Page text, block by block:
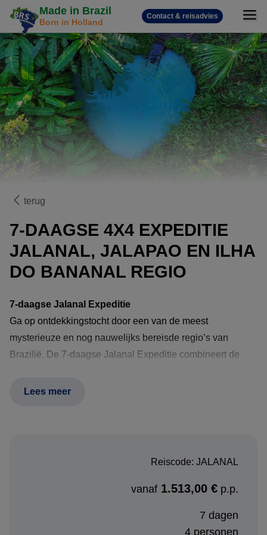
Made in Brazil
Born in Holland
Contact & reisadvies
terug
7-DAAGSE 4X4 EXPEDITIE
JALANAL, JALAPAO EN ILHA
DO BANANAL REGIO
7-daagse Jalanal Expeditie
Ga op ontdekkingstocht door een van de meest
mysterieuze en nog nauwelijks bereisde regio’s van
Brazilië. De 7-daagse Jalanal Expeditie combineert de
Jalapão met de wetlands, rivieren, wildlife en traditionele
is een expeditie voor reizigers die het échte, ruige Brazilië
Lees meer
Reiscode: JALANAL
vanaf 1.513,00 € p.p.
7 dagen
4 personen